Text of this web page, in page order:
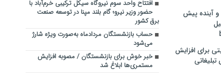
آینده پیش
برای افزایش
افتتاح واحد سوم نیروگاه سیکل ترکیبی خرم‌آباد با
حضور وزیر نیرو؛ گام بلند مپنا در توسعه صنعت
برق کشور
حساب بازنشستگان مردادماه به‌صورت ویژه شارژ
می‌شود
خبر خوش برای بازنشستگان / مصوبه افزایش
مستمری‌ها ابلاغ شد